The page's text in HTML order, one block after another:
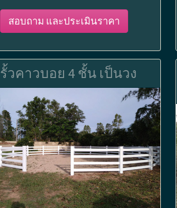
สอบถาม และประเมินราคา
รั้วคาวบอย 4 ชั้น เป็นวง